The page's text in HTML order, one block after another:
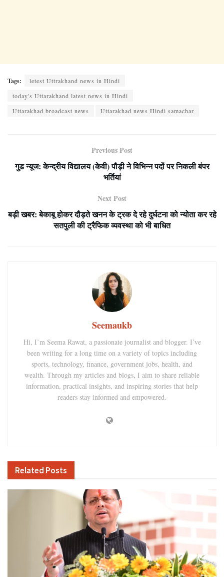
Tags:
letest Uttrakhand news in Hindi
today's Uttarakhand latest news in Hindi
Uttarakhad broadcast news
Uttarakhad news Hindi samachar
Previous Post
गुड न्यूज: केन्द्रीय विद्यालय (केवी) पौड़ी ने विभिन्न पदों पर निकली बंपर
भर्तियां
Next Post
बड़ी खबर: बेकाबू होकर दौड़ते खनन के ट्रक दे रहे दुर्घटना को न्योता कर रहे
सतपुली की ट्रैफिक व्यवस्था को भी बाधित
Seemaukb
Hi, I’m Seema Rawat, a passionate journalist and blogger. I’ve
been writing for a long time on a variety of topics including
sports, technology, finance, government jobs, health, and
wealth. Through my articles and blogs, I aim to share reliable
information, practical insights, and inspiring stories that help
readers stay informed and empowered.
Related Posts